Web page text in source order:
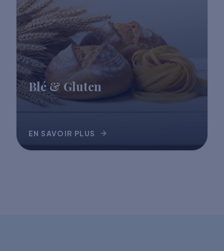
Blé & Gluten
EN SAVOIR PLUS